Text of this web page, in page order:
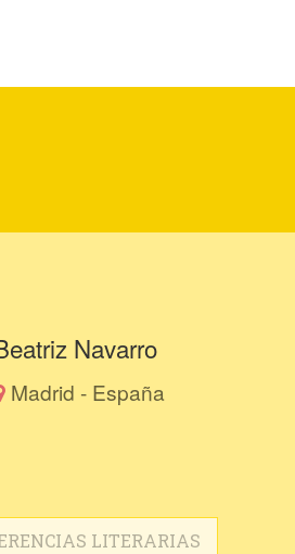
Navarro
Madrid - España
LITERARIAS